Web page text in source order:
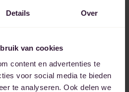
Details Over
van cookies
content en advertenties te
voor social media te bieden
te analyseren. Ook delen we
met je coachee,
hard te worden,
te ervaren in